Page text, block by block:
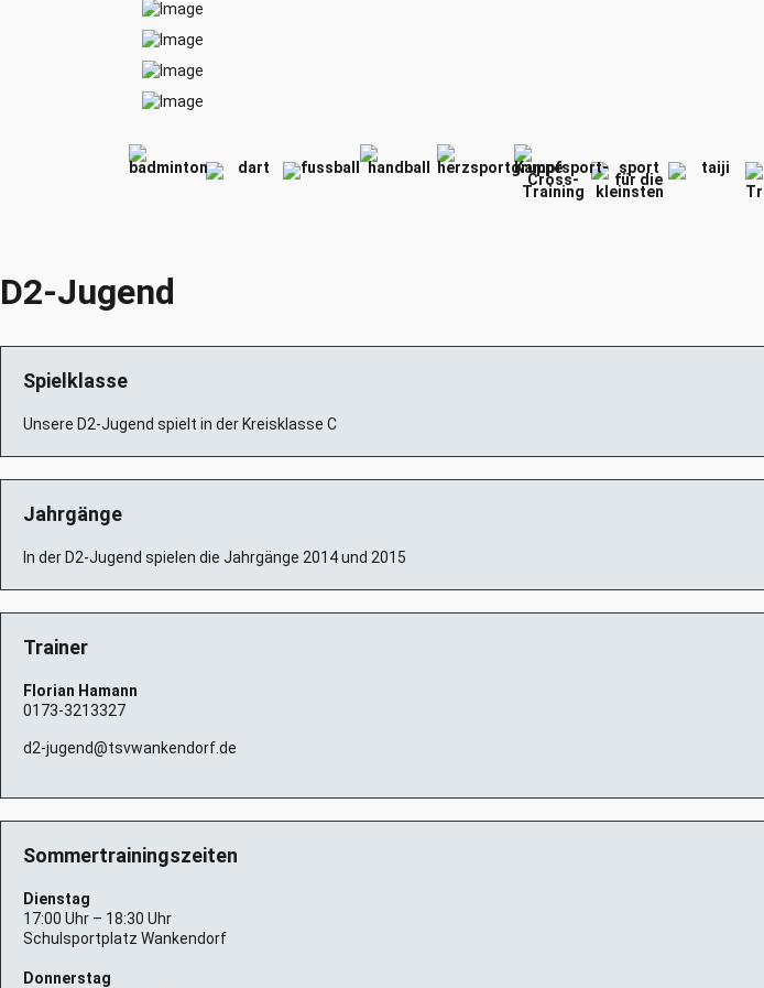
D2-Jugend
Spielklasse
Unsere D2-Jugend spielt in der Kreisklasse C
Jahrgänge
In der D2-Jugend spielen die Jahrgänge 2014und 2015
Trainer
Florian Hamann
0173-3213327
d2-jugend@tsvwankendorf.de
Sommertrainingszeiten
Dienstag
17:00 Uhr – 18:30 Uhr
Schulsportplatz Wankendorf
Donnerstag